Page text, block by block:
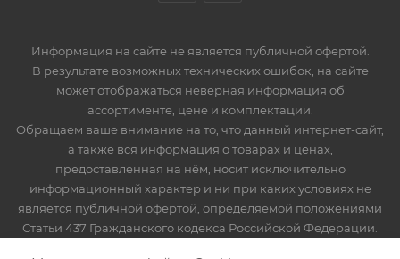
Информация на сайте не является публичной офертой.
В результате возможных технических ошибок, на сайте
может отображаться неверная информация об
ассортименте, цене и комплектации.
Обращаем ваше внимание на то, что данный интернет-сайт,
а также вся информация о товарах и ценах,
предоставленная на нём, носит исключительно
информационный характер и ни при каких условиях не
является публичной офертой, определяемой положениями
Статьи 437 Гражданского кодекса Российской Федерации.